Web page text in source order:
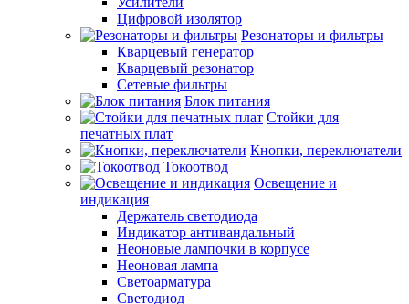
Цифровой изолятор
Резонаторы и фильтры
Кварцевый генератор
Кварцевый резонатор
Сетевые фильтры
Блок питания
Стойки для
печатных плат
Кнопки, переключатели
Токоотвод
Освещение и
индикация
Держатель светодиода
Индикатор антивандальный
Неоновые лампочки в корпусе
Неоновая лампа
Светоарматура
Светодиод